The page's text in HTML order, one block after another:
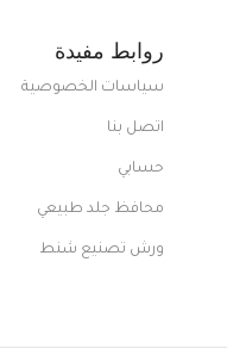
روابط مفيدة
سياسات الخصوصية
اتصل بنا
حسابي
محافظ جلد طبيعي
ورش تصنيع شنط